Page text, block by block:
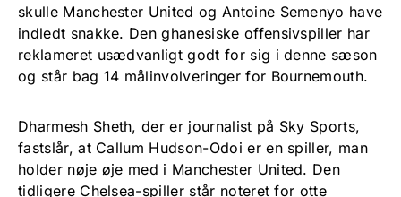
skulle Manchester United og Antoine Semenyo have
indledt snakke. Den ghanesiske offensivspiller har
reklameret usædvanligt godt for sig i denne sæson
og står bag 14 målinvolveringer for Bournemouth.
Dharmesh Sheth, der er journalist på Sky Sports,
fastslår, at Callum Hudson-Odoi er en spiller, man
holder nøje øje med i Manchester United. Den
tidligere Chelsea-spiller står noteret for otte